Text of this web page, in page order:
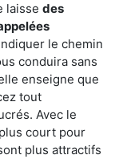
laisse des
le chemin
conduira sans
enseigne que
tout
Avec le
court pour
plus attractifs